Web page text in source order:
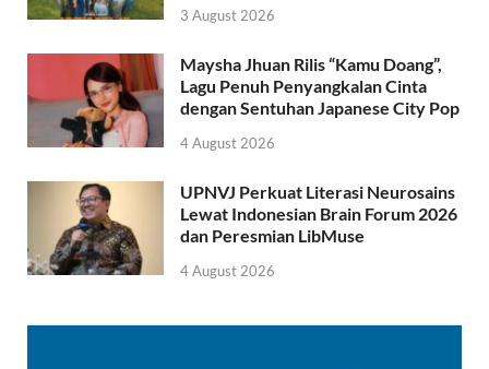
3 August 2026
Maysha Jhuan Rilis “Kamu Doang”,
Lagu Penuh Penyangkalan Cinta
dengan Sentuhan Japanese City Pop
4 August 2026
UPNVJ Perkuat Literasi Neurosains
Lewat Indonesian Brain Forum 2026
dan Peresmian LibMuse
4 August 2026